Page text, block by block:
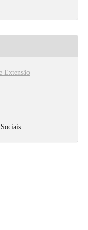
Extensão